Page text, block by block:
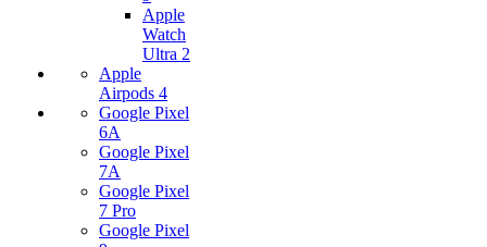
Apple
Watch
Ultra 2
Apple
Airpods 4
Google Pixel
6A
Google Pixel
7А
Google Pixel
7 Pro
Google Pixel